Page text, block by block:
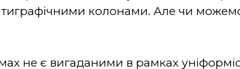
колонами. Але чи
не є вигаданими в рамках